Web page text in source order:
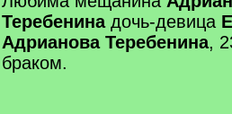
Теребенинадочь-девица
Адрианова Теребенина,
браком.